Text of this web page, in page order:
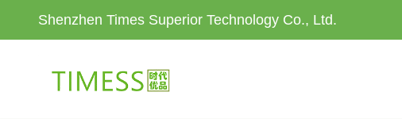
Shenzhen Times Superior Technology Co., Ltd.